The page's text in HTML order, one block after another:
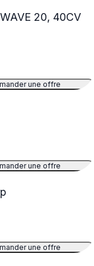
une offre
une offre
une offre